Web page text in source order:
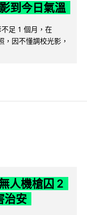
到今日氣溫
不足 1 個月，在
因不懂調校光影，
人機槍囚 2
治安